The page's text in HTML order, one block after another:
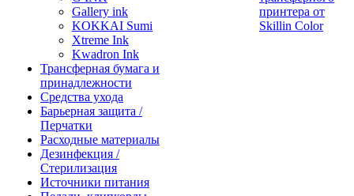
Gallery ink
KOKKAI Sumi
Xtreme Ink
Kwadron Ink
Трансферная бумага и
принадлежности
Средства ухода
Барьерная защита /
Перчатки
Расходные материалы
Дезинфекция /
Стерилизация
Источники питания
принтера от
Skillin Color